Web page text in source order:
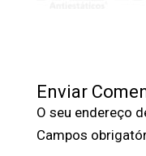
Enviar
O seu endereço
Campos